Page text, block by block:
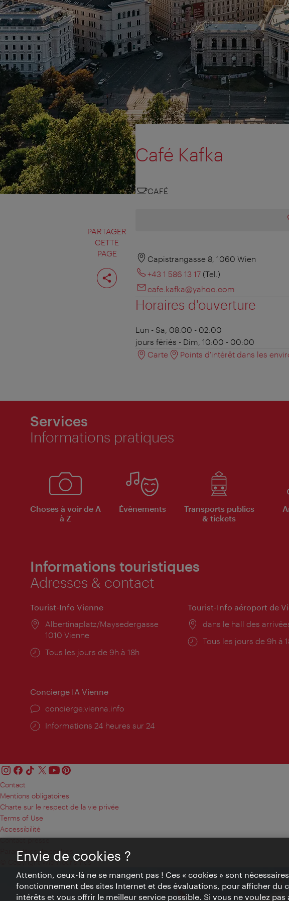
PARTAGER
CETTE
PAGE
Partager
cette
page
Café Kafka
CAFÉ
Capistrangasse 8, 1060 Wien
+43 1 586 13 17 (Tel.)
cafe.kafka@yahoo.com
Horaires d'ouverture
Lun - Sa, 08:00 - 02:00
jours fériés - Dim, 10:00 - 00:00
Carte
Points d'intérêt dans les
Services
Informations pratiques
Choses à voir de A
à Z
Évènements
Transports publics
& tickets
Informations touristiques
Adresses & contact
Tourist-Info Vienne
Lieu:
Albertinaplatz/Maysedergasse
1010 Vienne
Horaires
Tous les jours de 9h à 18h
Tourist-Info aéroport de
Lieu:
dans le hall des
Horaires
Tous les jours de 9h à
Concierge IA Vienne
Ort:
concierge.vienna.info
Öffnungszeiten:
Informations 24 heures sur 24
Contact
Mentions obligatoires
Charte sur le respect de la vie privée
Terms of Use
Accessibilité
Contact presse
Paramètres de cookies
© Copyright WienTourismus
Envie de cookies ?
Attention, ceux-là ne se mangent pas ! Ces « cookies » sont
fonctionnement des sites Internet et des évaluations, pour afficher du
intérêts et vous offrir le meilleur service possible. Si vous ne voulez pas